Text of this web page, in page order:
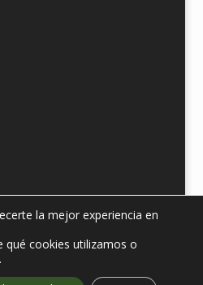
2019 © Todos los derechos
Protección de datos| Aviso
la mejor experiencia en
qué cookies utilizamos o